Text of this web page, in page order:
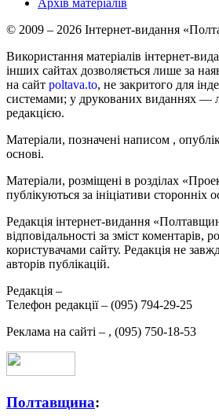
Архів матеріалів
© 2009 – 2026 Інтернет-видання
Використання матеріалів інтернет-
інших сайтах дозволяється лише за
на сайт poltava.to, не закритого для
системами; у друкованих виданнях —
редакцією.
Матеріали, позначені написом ,
основі.
Матеріали, розміщені в розділах
публікуються за ініціативи сторонніх
Редакція інтернет-видання
відповідальності за зміст коментарів,
користувачами сайту. Редакція не
авторів публікацій.
Редакція –
Телефон редакції – (095) 794-29-25
Реклама на сайті – , (095) 750-18-53
Полтавщина: